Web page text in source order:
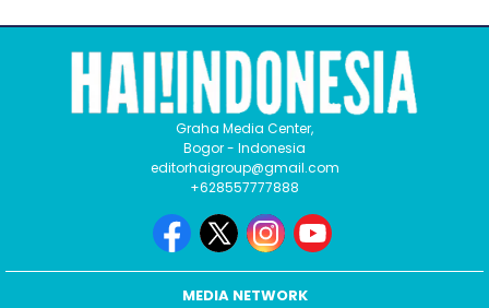
Graha Media Center,
Bogor - Indonesia
editorhaigroup@gmail.com
+628557777888
MEDIA NETWORK